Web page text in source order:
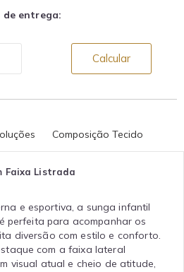
de entrega:
Calcular
Composição Tecido
Faixa Listrada
e esportiva, a sunga infantil
perfeita para acompanhar os
diversão com estilo e conforto.
com a faixa lateral
visual atual e cheio de atitude,